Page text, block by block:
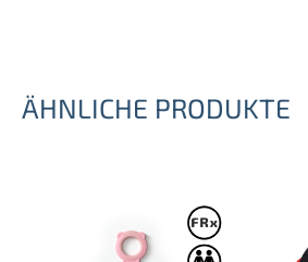
ÄHNLICHE PRODUKTE